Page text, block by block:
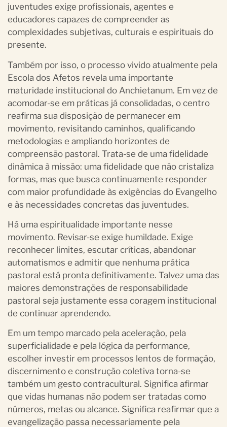
juventudes exige profissionais, agentes e
educadores capazes de compreender as
complexidades subjetivas, culturais e espirituais do
presente.
Também por isso, o processo vivido atualmente pela
Escola dos Afetos revela uma importante
maturidade institucional do Anchietanum. Em vez de
acomodar-se em práticas já consolidadas, o centro
reafirma sua disposição de permanecer em
movimento, revisitando caminhos, qualificando
metodologias e ampliando horizontes de
compreensão pastoral. Trata-se de uma fidelidade
dinâmica à missão: uma fidelidade que não cristaliza
formas, mas que busca continuamente responder
com maior profundidade às exigências do Evangelho
e às necessidades concretas das juventudes.
Há uma espiritualidade importante nesse
movimento. Revisar-se exige humildade. Exige
reconhecer limites, escutar críticas, abandonar
automatismos e admitir que nenhuma prática
pastoral está pronta definitivamente. Talvez uma das
maiores demonstrações de responsabilidade
pastoral seja justamente essa coragem institucional
de continuar aprendendo.
Em um tempo marcado pela aceleração, pela
superficialidade e pela lógica da performance,
escolher investir em processos lentos de formação,
discernimento e construção coletiva torna-se
também um gesto contracultural. Significa afirmar
que vidas humanas não podem ser tratadas como
números, metas ou alcance. Significa reafirmar que a
evangelização passa necessariamente pela